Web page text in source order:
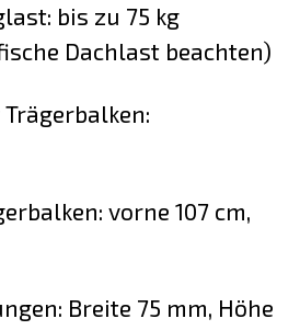
bis zu 75 kg
Dachlast beachten)
vorne 107 cm,
Breite 75 mm, Höhe